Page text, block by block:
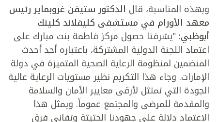
وبهذه المناسبة، قال الدكتور ستيفن غروبماير رئيس
معهد الأورام في مستشفى كليفلاند كلينك
أبوظبي: "يشرفنا حصول مركز فاطمة بنت مبارك على
اعتماد اللجنة الدولية المشتركة، باعتباره أحد أحدث
المنضمين لمنظومة الرعاية الصحية المتميزة في دولة
الإمارات. وجاء هذا التكريم نظير مستويات الرعاية عالية
الجودة التي تمتثل لأرقى معايير الأمان والسلامة
والمقدمة للمرضى والمجتمع عموماً. ويمثل هذا
الاعتماد دلالة على جهودنا الحثيثة وتفاني فرق